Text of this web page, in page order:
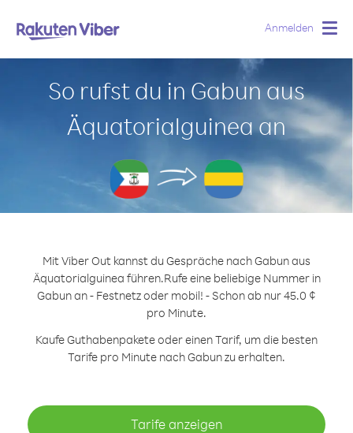
Anmelden
So rufst du in Gabun aus
Äquatorialguinea an
Mit Viber Out kannst du Gespräche nach Gabun aus
Äquatorialguinea führen.Rufe eine beliebige Nummer in
Gabun an - Festnetz oder mobil! - Schon ab nur 45.0 ¢
pro Minute.
Kaufe Guthabenpakete oder einen Tarif, um die besten
Tarife pro Minute nach Gabun zu erhalten.
Tarife anzeigen